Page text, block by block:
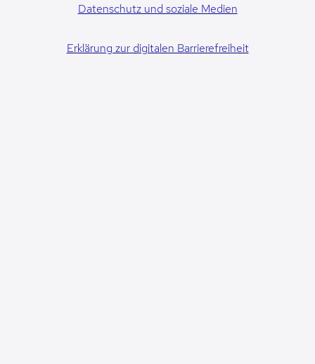
Datenschutz und soziale Medien
Erklärung zur digitalen Barrierefreiheit